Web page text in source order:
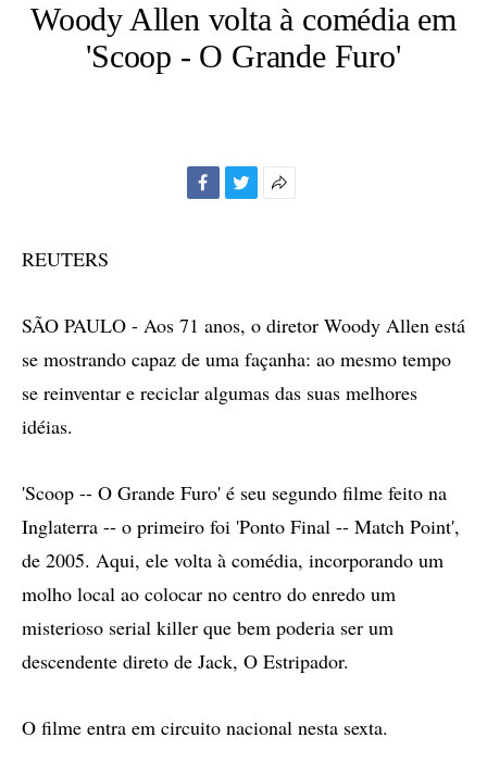
Woody Allen volta à comédia em
'Scoop - O Grande Furo'
REUTERS
SÃO PAULO - Aos 71 anos, o diretor Woody Allen está
se mostrando capaz de uma façanha: ao mesmo tempo
se reinventar e reciclar algumas das suas melhores
idéias.
'Scoop -- O Grande Furo' é seu segundo filme feito na
Inglaterra -- o primeiro foi 'Ponto Final -- Match Point',
de 2005. Aqui, ele volta à comédia, incorporando um
molho local ao colocar no centro do enredo um
misterioso serial killer que bem poderia ser um
descendente direto de Jack, O Estripador.
O filme entra em circuito nacional nesta sexta.